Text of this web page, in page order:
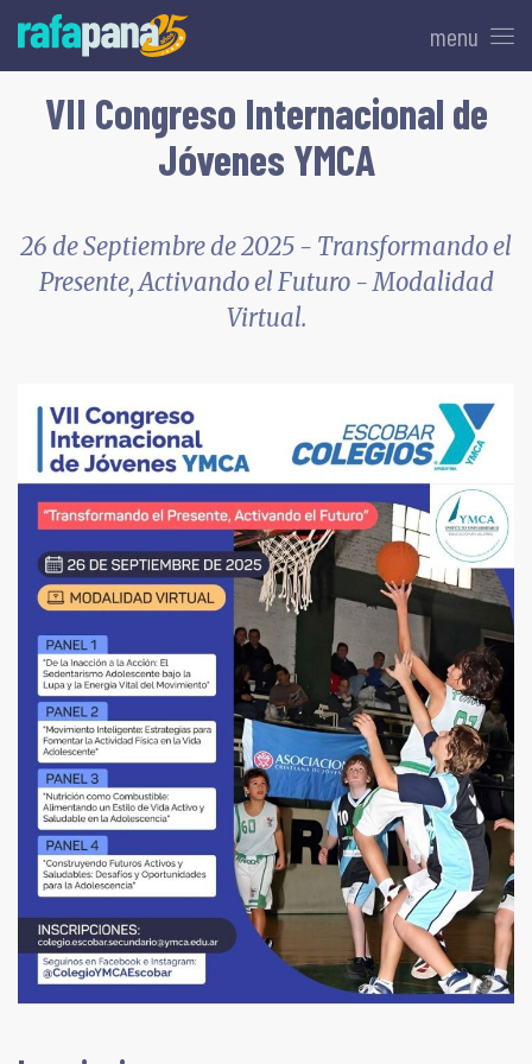
menu
VII Congreso Internacional de
Jóvenes YMCA
26 de Septiembre de 2025 - Transformando el
Presente, Activando el Futuro - Modalidad
Virtual.